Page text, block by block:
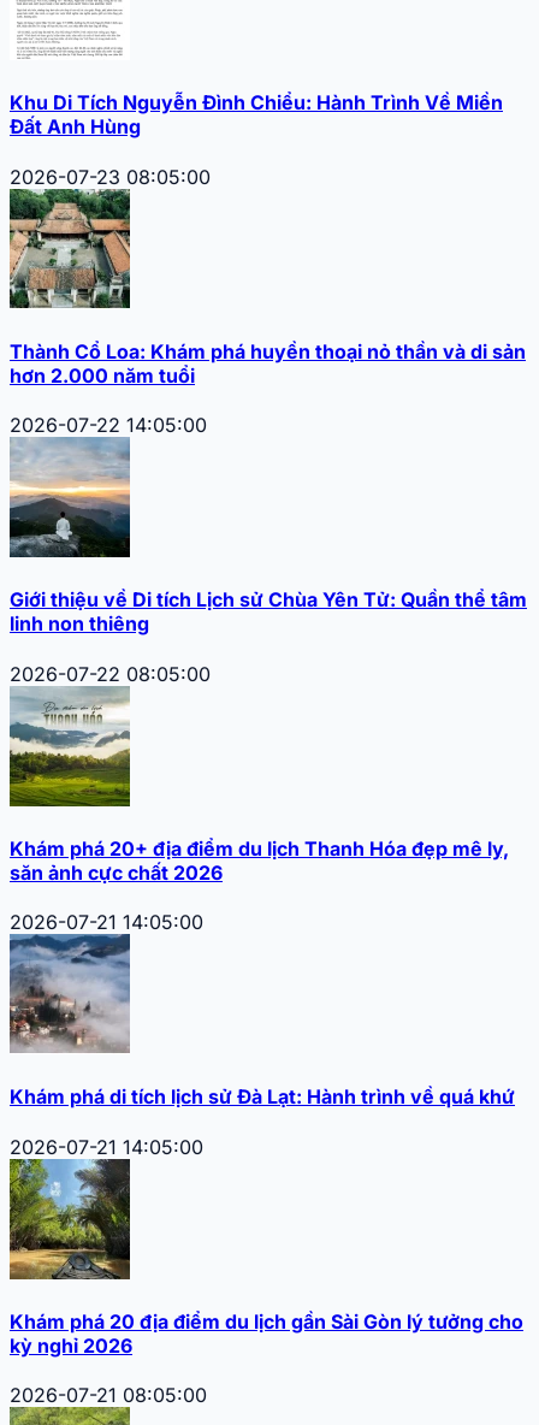
Khu Di Tích Nguyễn Đình Chiểu: Hành Trình Về Miền
Đất Anh Hùng
2026-07-23 08:05:00
Thành Cổ Loa: Khám phá huyền thoại nỏ thần và di sản
hơn 2.000 năm tuổi
2026-07-22 14:05:00
Giới thiệu về Di tích Lịch sử Chùa Yên Tử: Quần thể tâm
linh non thiêng
2026-07-22 08:05:00
Khám phá 20+ địa điểm du lịch Thanh Hóa đẹp mê ly,
săn ảnh cực chất 2026
2026-07-21 14:05:00
Khám phá di tích lịch sử Đà Lạt: Hành trình về quá khứ
2026-07-21 14:05:00
Khám phá 20 địa điểm du lịch gần Sài Gòn lý tưởng cho
kỳ nghỉ 2026
2026-07-21 08:05:00